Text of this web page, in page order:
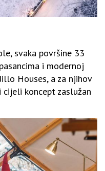
svaka površine 33
i modernoj
Houses, a za njihov
koncept zaslužan